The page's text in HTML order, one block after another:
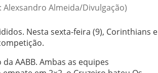
Alexsandro Almeida/Divulgação)
Nesta sexta-feira (9), Corinthians e
AABB. Ambas as equipes